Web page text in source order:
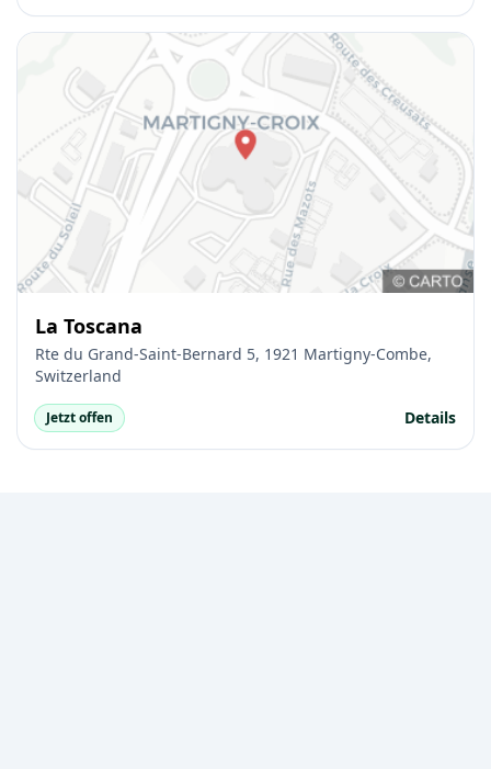
La Toscana
Rte du Grand-Saint-Bernard 5, 1921 Martigny-Combe,
Switzerland
Jetzt offen Details